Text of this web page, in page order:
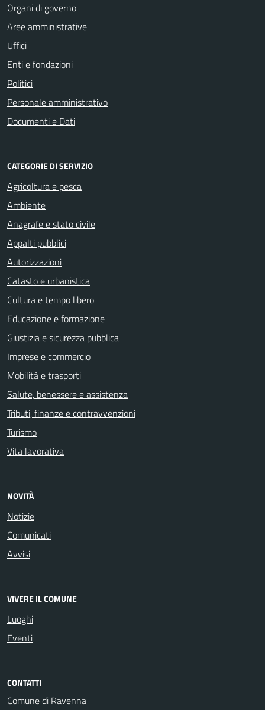
Organi di governo
Aree amministrative
Uffici
Enti e fondazioni
Politici
Personale amministrativo
Documenti e Dati
CATEGORIE DI SERVIZIO
Agricoltura e pesca
Ambiente
Anagrafe e stato civile
Appalti pubblici
Autorizzazioni
Catasto e urbanistica
Cultura e tempo libero
Educazione e formazione
Giustizia e sicurezza pubblica
Imprese e commercio
Mobilità e trasporti
Salute, benessere e assistenza
Tributi, finanze e contravvenzioni
Turismo
Vita lavorativa
NOVITÀ
Notizie
Comunicati
Avvisi
VIVERE IL COMUNE
Luoghi
Eventi
CONTATTI
Comune di Ravenna